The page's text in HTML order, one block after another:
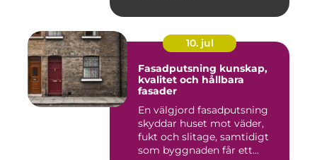
10. jul
Fasadputsning kunskap,
kvalitet och hållbara
fasader
En välgjord fasadputsning
skyddar huset mot väder,
fukt och slitage, samtidigt
som byggnaden får ett...